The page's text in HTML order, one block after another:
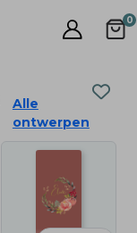
0
Alle
ontwerpen